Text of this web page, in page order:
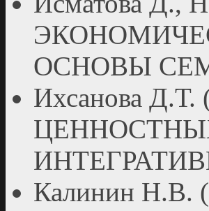
ОСНОВЫ
Ихсанова
Калинин